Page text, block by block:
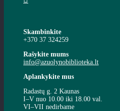
Skambinkite
+370 37 324259
Rašykite mums
info@azuolynobiblioteka.lt
Aplankykite mus
Radastų g. 2 Kaunas
I–V nuo 10.00 iki 18.00 val.
VI–VII nedirbame